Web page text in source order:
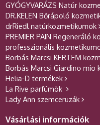
GYÓGYVARÁZS Natúr
DR.KELEN Bőrápoló
drRiedl natúrkozmetikumok
PREMIER PAIN Regeneráló
professzionális
Borbás Marcsi KERTEM
Borbás Marcsi Giardino mio
Helia-D termékek
La Rive parfümök
Lady Ann szemceruzák
Vásárlási információk